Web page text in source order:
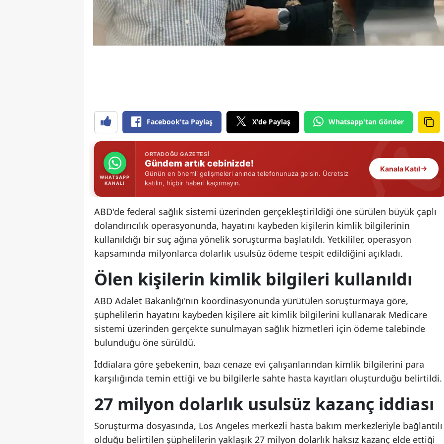
Edirne
Elazığ
Gaziantep
Giresun
Hakkari
Hatay
Isparta
Mersin
İstanbul
İzmir
Kars
Kastamonu
Kayseri
Kırşehir
Kocaeli
Kütahya
Facebook'ta Paylaş X'de Paylaş Whatsapp'tan Gönder
WHATSAPP
KANALI
ORTADOĞU GAZETESI
Gündem artık cebinizde!
Günün en önemli gelişmeleri anında telefonunuza gelsin. Ücretsiz
katılın, hiçbir haberi kaçırmayın.
Kanala Katıl
ABD'de federal sağlık sistemi üzerinden gerçekleştirildiği öne sürülen büyük çaplı
dolandırıcılık operasyonunda, hayatını kaybeden kişilerin kimlik bilgilerinin
kullanıldığı bir suç ağına yönelik soruşturma başlatıldı. Yetkililer, operasyon
kapsamında milyonlarca dolarlık usulsüz ödeme tespit edildiğini açıkladı.
Ölen kişilerin kimlik bilgileri kullanıldı
ABD Adalet Bakanlığı'nın koordinasyonunda yürütülen soruşturmaya göre,
şüphelilerin hayatını kaybeden kişilere ait kimlik bilgilerini kullanarak Medicare
sistemi üzerinden gerçekte sunulmayan sağlık hizmetleri için ödeme talebinde
bulunduğu öne sürüldü.
İddialara göre şebekenin, bazı cenaze evi çalışanlarından kimlik bilgilerini para
karşılığında temin ettiği ve bu bilgilerle sahte hasta kayıtları oluşturduğu belirtildi.
27 milyon dolarlık usulsüz kazanç iddiası
Soruşturma dosyasında, Los Angeles merkezli hasta bakım merkezleriyle bağlantılı
olduğu belirtilen şüphelilerin yaklaşık 27 milyon dolarlık haksız kazanç elde ettiği